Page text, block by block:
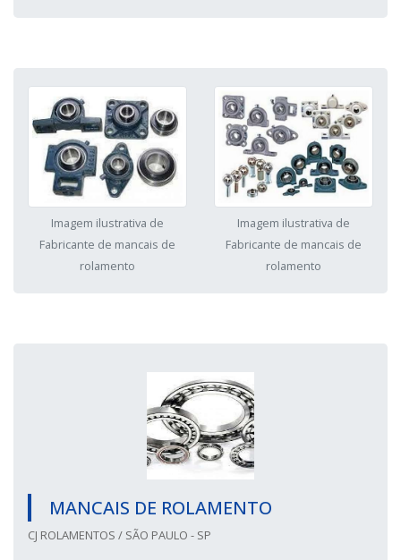
Imagem ilustrativa de
Fabricante de mancais de
rolamento
Imagem ilustrativa de
Fabricante de mancais de
rolamento
MANCAIS DE ROLAMENTO
CJ ROLAMENTOS / SÃO PAULO - SP